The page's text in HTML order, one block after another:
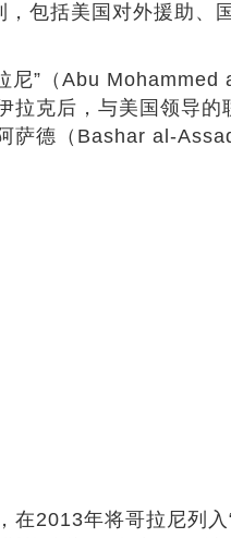
包括美国对外援助
”（Abu
拉克后，与美国领导
萨德（Bashar al-
2013年将哥拉尼列